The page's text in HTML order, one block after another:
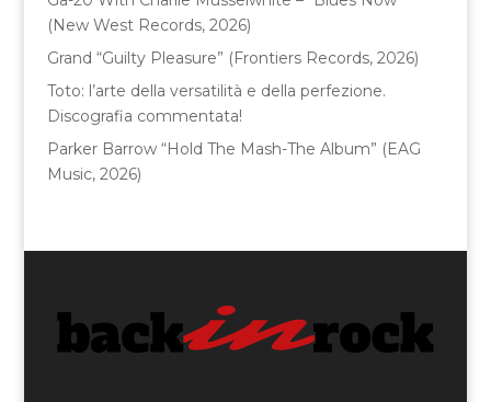
(New West Records, 2026)
Grand “Guilty Pleasure” (Frontiers Records, 2026)
Toto: l’arte della versatilità e della perfezione.
Discografia commentata!
Parker Barrow “Hold The Mash-The Album” (EAG
Music, 2026)